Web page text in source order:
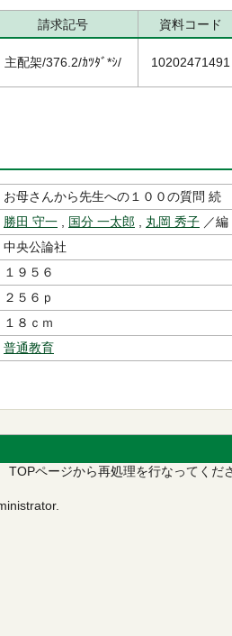
請求記号 資料コード
主配架/376.2/ｶﾂﾀﾞ*ｼ/ 10202471491
お母さんから先生への１００の質問 続
勝田 守一 国分 一太郎 丸岡 秀子 ／
中央公論社
１９５６
２５６ｐ
１８ｃｍ
普通教育
TOPページから再処理を行なってくだ